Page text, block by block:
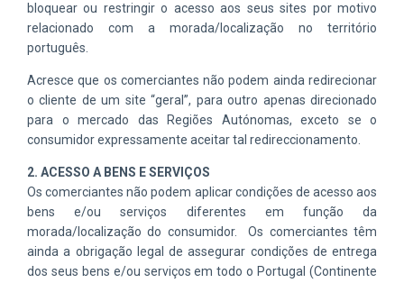
bloquear ou restringir o acesso aos seus sites por motivo
relacionado com a morada/localização no território
português.
Acresce que os comerciantes não podem ainda redirecionar
o cliente de um site “geral”, para outro apenas direcionado
para o mercado das Regiões Autónomas, exceto se o
consumidor expressamente aceitar tal redireccionamento.
2. ACESSO A BENS E SERVIÇOS
Os comerciantes não podem aplicar condições de acesso aos
bens e/ou serviços diferentes em função da
morada/localizaçãodo consumidor. Os comerciantes têm
ainda a obrigação legal de assegurar condições de entrega
dos seus bens e/ou serviços em todo o Portugal (Continente